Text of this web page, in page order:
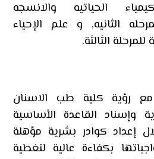
الحياتيه والانسجه
الثانيه, و علم الإحياء
الثالثة.
مع رؤية كلية طب الاسنان
وإسناد القاعدة الأساسية
إعداد كوادر بشرية مؤهلة
بكفاءة عالية لتغطية